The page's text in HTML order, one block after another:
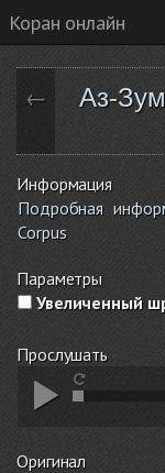
Коран онлайн
← Аз-
Информация
Подробная
Corpus
Параметры
Увеличенный
Прослушать
Оригинал